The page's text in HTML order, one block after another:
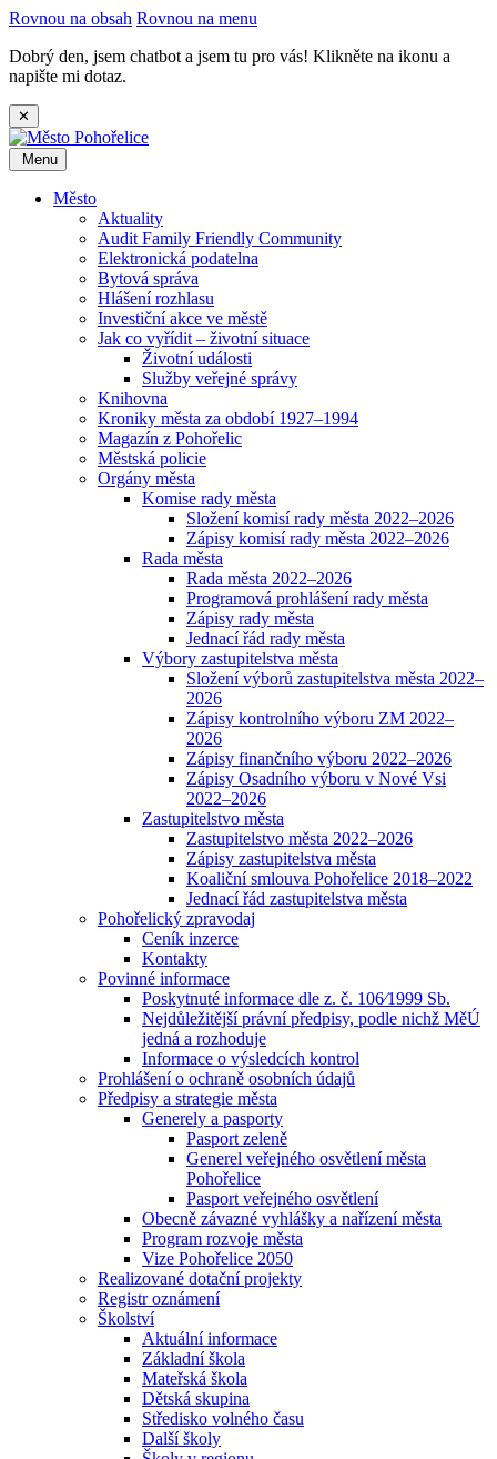
Rovnou na obsah Rovnou na menu
Dobrý den, jsem chatbot a jsem tu pro vás! Klikněte na ikonu a
napište mi dotaz.
✕
Menu
Město
Aktuality
Audit Family Friendly Community
Elektronická podatelna
Bytová správa
Hlášení rozhlasu
Investiční akce ve městě
Jak co vyřídit – životní situace
Životní události
Služby veřejné správy
Knihovna
Kroniky města za období 1927–1994
Magazín z Pohořelic
Městská policie
Orgány města
Komise rady města
Složení komisí rady města 2022–2026
Zápisy komisí rady města 2022–2026
Rada města
Rada města 2022–2026
Programová prohlášení rady města
Zápisy rady města
Jednací řád rady města
Výbory zastupitelstva města
Složení výborů zastupitelstva města 2022–
2026
Zápisy kontrolního výboru ZM 2022–
2026
Zápisy finančního výboru 2022–2026
Zápisy Osadního výboru v Nové Vsi
2022–2026
Zastupitelstvo města
Zastupitelstvo města 2022–2026
Zápisy zastupitelstva města
Koaliční smlouva Pohořelice 2018–2022
Jednací řád zastupitelstva města
Pohořelický zpravodaj
Ceník inzerce
Kontakty
Povinné informace
Poskytnuté informace dle z. č. 106⁄1999 Sb.
Nejdůležitější právní předpisy, podle nichž MěÚ
jedná a rozhoduje
Informace o výsledcích kontrol
Prohlášení o ochraně osobních údajů
Předpisy a strategie města
Generely a pasporty
Pasport zeleně
Generel veřejného osvětlení města
Pohořelice
Pasport veřejného osvětlení
Obecně závazné vyhlášky a nařízení města
Program rozvoje města
Vize Pohořelice 2050
Realizované dotační projekty
Registr oznámení
Školství
Aktuální informace
Základní škola
Mateřská škola
Dětská skupina
Středisko volného času
Další školy